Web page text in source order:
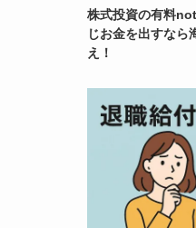
株式投資の有料
じお金を出すなら
え！